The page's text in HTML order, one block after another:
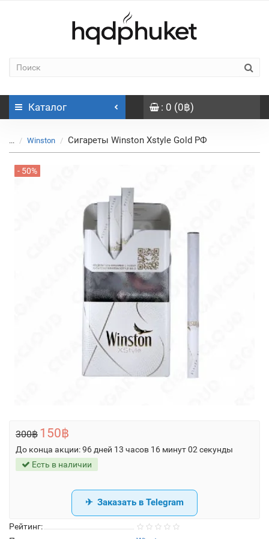
Каталог : 0 (0฿)
... Winston Сигареты Winston Xstyle Gold РФ
- 50%
Рейтинг:
300฿ 150฿
До конца акции:96 дней 13 часов 16 минут 02 секунды
Есть в наличии
Заказать в Telegram